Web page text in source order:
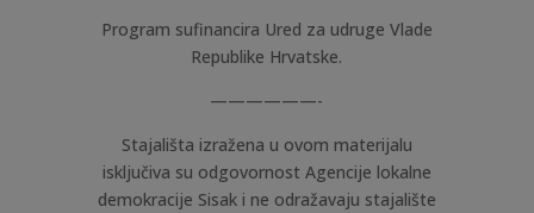
Program sufinancira Ured za udruge Vlade
Republike Hrvatske.
——————-
Stajališta izražena u ovom materijalu
isključiva su odgovornost Agencije lokalne
demokracije Sisak i ne odražavaju stajalište